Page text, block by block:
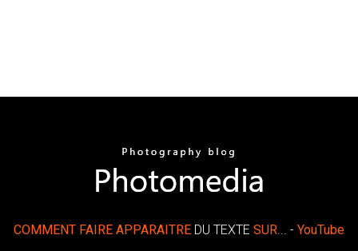
COMMENT FAIRE APPARAITRE DU TEXTE SUR ... - YouTube